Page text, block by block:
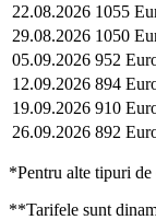
22.08.2026 1055
29.08.2026 1050
05.09.2026 952
12.09.2026 894
19.09.2026 910
26.09.2026 892
*Pentru alte tipuri de
**Tarifele sunt